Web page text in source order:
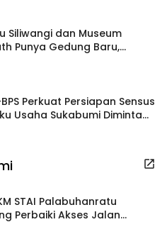
Siliwangi dan Museum
Punya Gedung Baru,
Dipisahkan
Perkuat Persiapan Sensus
Usaha Sukabumi Diminta
STAI Palabuhanratu
Perbaiki Akses Jalan
Sagaranten